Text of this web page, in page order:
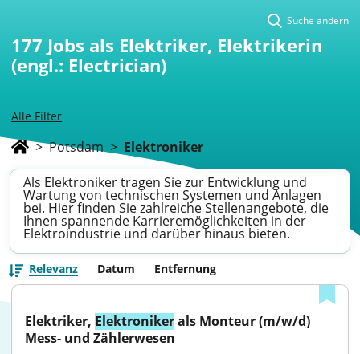
Alle Filter
Suche ändern
177 Jobs als Elektriker, Elektrikerin
(engl.: Electrician)
> Potsdam > Elektroniker
Als Elektroniker tragen Sie zur Entwicklung und
Wartung von technischen Systemen und Anlagen
bei. Hier finden Sie zahlreiche Stellenangebote, die
Ihnen spannende Karrieremöglichkeiten in der
Elektroindustrie und darüber hinaus bieten.
Relevanz Datum Entfernung
Elektriker, Elektroniker als Monteur (m/w/d)
Mess- und Zählerwesen